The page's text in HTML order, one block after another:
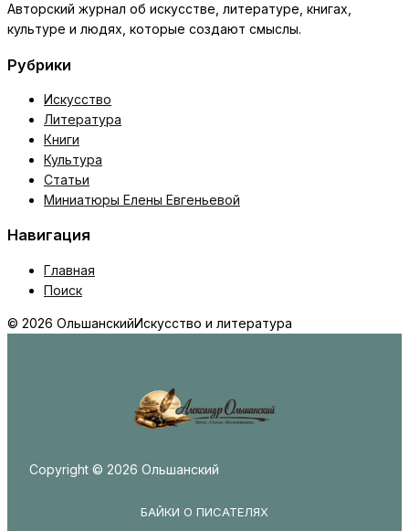
Авторский журнал об искусстве, литературе, книгах,
культуре и людях, которые создают смыслы.
Рубрики
Искусство
Литература
Книги
Культура
Статьи
Миниатюры Елены Евгеньевой
Навигация
Главная
Поиск
© 2026 ОльшанскийИскусство и литература
Copyright © 2026 Ольшанский
БАЙКИ О ПИСАТЕЛЯХ